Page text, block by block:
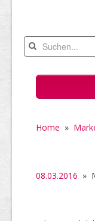
Home »
08.03.2016 »